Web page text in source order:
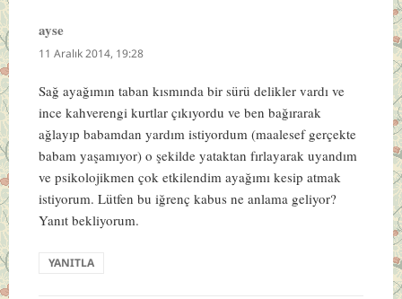
ayse
ki:
11 Aralık 2014, 19:28
Sağ ayağımın taban kısmında bir sürü delikler vardı ve
ince kahverengi kurtlar çıkıyordu ve ben bağırarak
ağlayıp babamdan yardım istiyordum (maalesef gerçekte
babam yaşamıyor) o şekilde yataktan fırlayarak uyandım
ve psikolojikmen çok etkilendim ayağımı kesip atmak
istiyorum. Lütfen bu iğrenç kabus ne anlama geliyor?
Yanıt bekliyorum.
YANITLA